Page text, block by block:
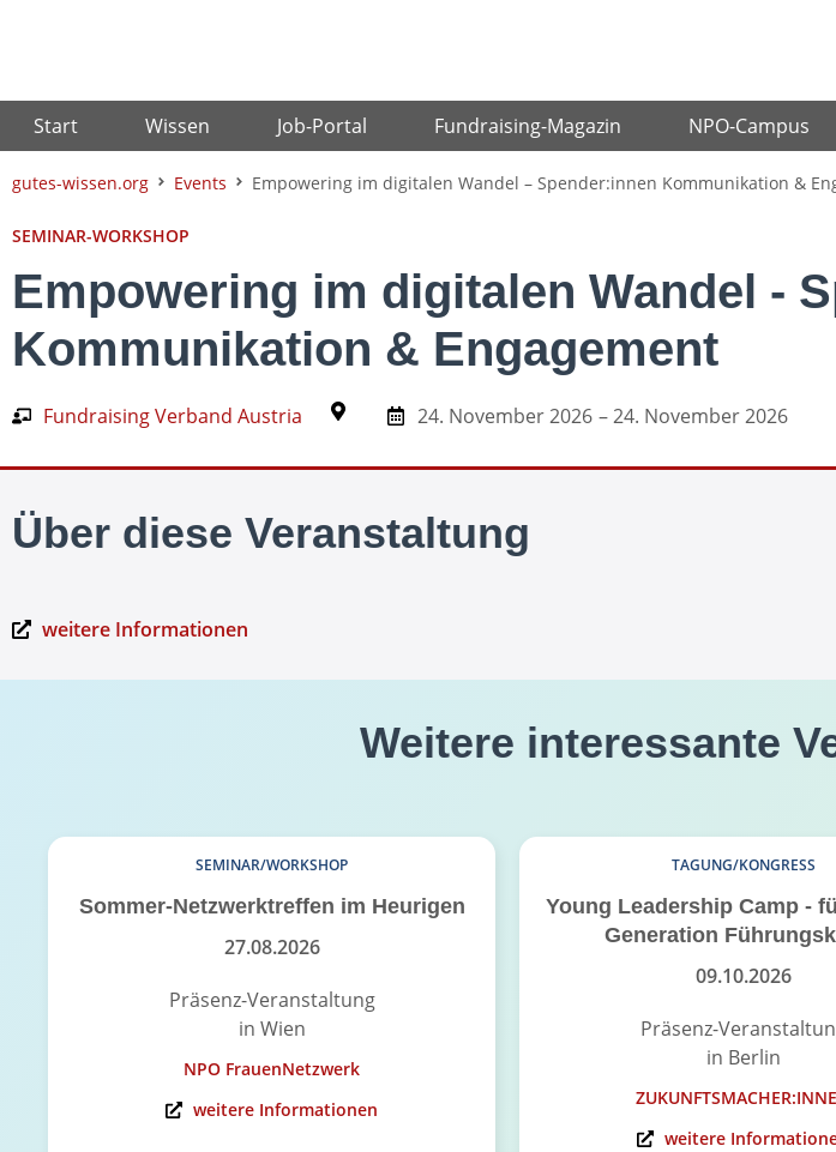
Start Wissen Job-Portal Fundraising-Magazin NPO-Campus
gutes-wissen.org Events Empowering im digitalen Wandel – Spender:innen Kommunikation &
SEMINAR-WORKSHOP
Empowering im digitalen Wandel -
Kommunikation & Engagement
Fundraising Verband Austria 24. November 2026 – 24. November 2026
Über diese Veranstaltung
weitere Informationen
Weitere interessante
SEMINAR/WORKSHOP
Sommer-Netzwerktreffen im Heurigen
27.08.2026
Präsenz-Veranstaltung
in Wien
NPO FrauenNetzwerk
weitere Informationen
TAGUNG/KONGRESS
Young Leadership Camp -
Generation
09.10.2026
Präsenz-
in Berlin
weitere